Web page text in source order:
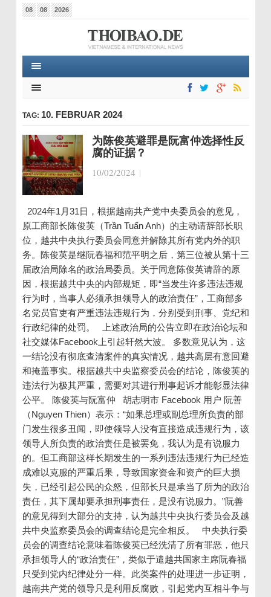
08 08 2026
TAG: 10. FEBRUAR 2024
为陈俊英避罪是阮富仲选择性反
腐的证据？
10/02/2024 |
2024年1月31日，根据越南共产党中央委员会的意见，
原工商部长陈俊英（Trần Tuấn Anh）的主动请辞部长职
位，越共中央执行委员会同意并解除其所有党内外的职
务。陈俊英是继阮春福和范平明之后，第三位被从第十三
届政治局除名的政治局委员。关于同意陈俊英请辞的原
因，根据越共中央的内部规矩，即“当发生许多违法违规
行为时，当事人必须承担领导人的政治责任”，工商部多
名党员官吏有严重违法违规行为，分别受到刑事、党纪和
行政纪律的处罚。 上述政治局的公告立即在政治论坛和
社交媒体Facebook上引起轩然大波。 多数意见认为，这
一结论没有彻底查清案件的真实情况，越共高层有意回避
和掩盖事实。根据越共中央监察委员会的结论，陈俊英的
违法行为极其严重，需要对其进行刑事起诉才能彰显法律
公平。 陈俊英与阮富仲 胡志明市 Facebook 用户 阮善
（Nguyen Thien）表示：“如果总理或副总理所负责的部
门发生很多丑闻，即使领导人没有直接造成违规行为，该
领导人所负责的政治责任是被罢免，我认为是有说服力
的。但工商部这样长期发生的一系列违法违规行为已经造
成难以克服的严重后果，导致国家资金和资产的巨大损
失，已经引起公民的众怒，但部长只是承当了所为的政治
责任，其下属却要承担刑事责任，是没有说服力。”阮善
的意见得到大部分的支持，认为越共中央执行委员会及越
共中央监察委员会的调查结论是完全相反。 中央执行委
员会的调查结论意味着陈俊英已经洗清了所有罪恶，他只
承担领导人的“政治责任”，类似于遣越共国家主席阮春福
只受到党内纪律处分一样。此类案件的处理进一步证明，
越南共产党的领导只是利用反腐败，引起党内互相斗争与